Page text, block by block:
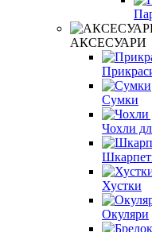
АКСЕСУАРИ
Сумки
Чохли
Хустки
Окуляри